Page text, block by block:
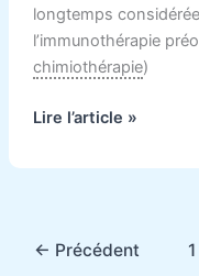
longtemps
l’immunothérapie
chimiothérapie)
Lire l’article »
← Précédent 1